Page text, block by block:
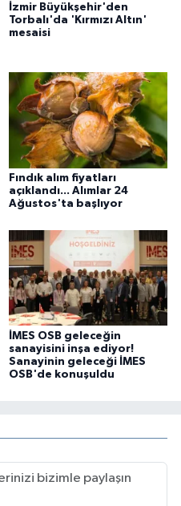
İzmir Büyükşehir'den
Torbalı'da 'Kırmızı Altın'
mesaisi
Fındık alım fiyatları
açıklandı... Alımlar 24
Ağustos'ta başlıyor
İMES OSB geleceğin
sanayisini inşa ediyor!
Sanayinin geleceği İMES
OSB'de konuşuldu